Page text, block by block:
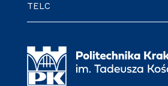
TELC